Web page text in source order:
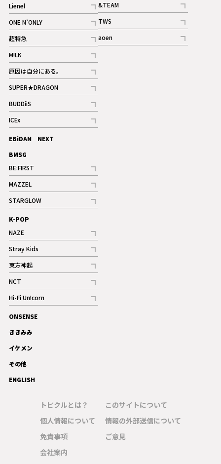
Lienel
記事
ONE N’ONLY
記事
超特急
記事
M!LK
記事
原因は自分にある。
記事
SUPER★DRAGON
記事
BUDDiiS
記事
ICEx
記事
EBiDAN NEXT
BMSG
BE:FIRST
記事
ギャラリー
MAZZEL
記事
ギャラリー
STARGLOW
記事
&TEAM
記事
TWS
記事
aoen
記事
K-POP
NAZE
記事
Stray Kids
記事
東方神起
記事
NCT
記事
Hi-Fi Un!corn
記事
ギャラリー
ONSENSE
ききみみ
イケメン
その他
ENGLISH
トピクルとは？
個人情報について
免責事項
会社案内
このサイトについて
情報の外部送信について
ご意見